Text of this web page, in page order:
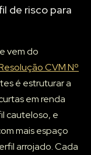
de risco para
vem do
CVM Nº
é estruturar a
em renda
cauteloso, e
mais espaço
arrojado. Cada